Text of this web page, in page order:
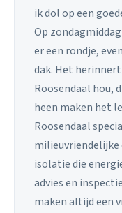
ik dol op een
Op
er een rondje,
dak. Het
Roosendaal hou,
heen maken het
Roosendaal
milieuvriendelijke
isolatie die
advies en
maken altijd een